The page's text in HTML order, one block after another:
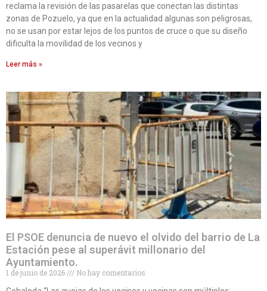
reclama la revisión de las pasarelas que conectan las distintas
zonas de Pozuelo, ya que en la actualidad algunas son peligrosas,
no se usan por estar lejos de los puntos de cruce o que su diseño
dificulta la movilidad de los vecinos y
Leer más »
El PSOE denuncia de nuevo el olvido del barrio de La
Estación pese al superávit millonario del
Ayuntamiento.
1 de junio de 2026
No hay comentarios